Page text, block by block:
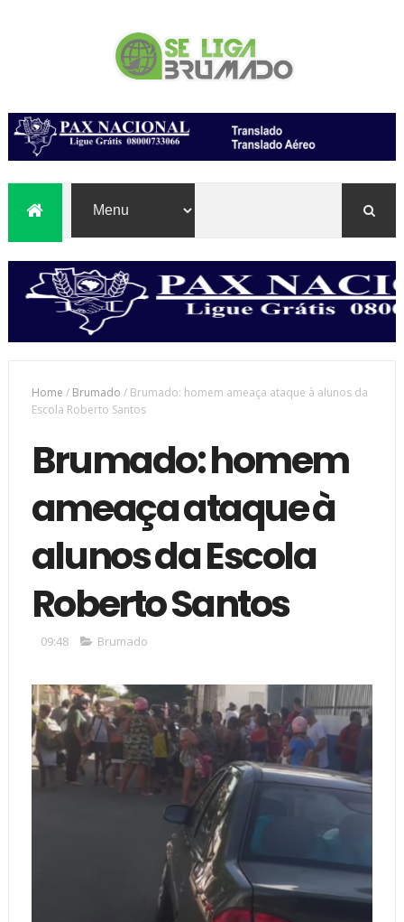
Home / Brumado / Brumado: homem ameaça ataque à alunos da
Escola Roberto Santos
Brumado: homem
ameaça ataque à
alunos da Escola
Roberto Santos
09:48 Brumado